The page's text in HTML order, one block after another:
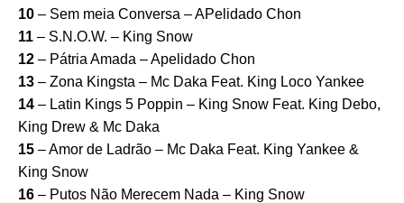
10 – Sem meia Conversa – APelidado Chon
11 – S.N.O.W. – King Snow
12 – Pátria Amada – Apelidado Chon
13 – Zona Kingsta – Mc Daka Feat. King Loco Yankee
14 – Latin Kings 5 Poppin – King Snow Feat. King Debo,
King Drew & Mc Daka
15 – Amor de Ladrão – Mc Daka Feat. King Yankee &
King Snow
16 – Putos Não Merecem Nada – King Snow